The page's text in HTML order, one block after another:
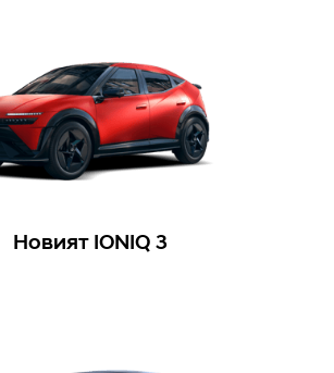
Новият IONIQ 3